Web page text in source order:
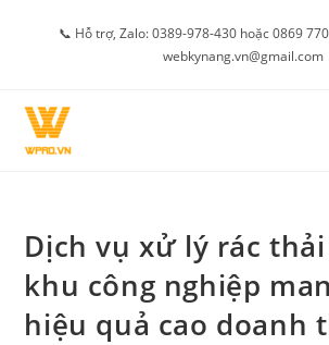
📞 Hỗ trợ, Zalo: 0389-978-430 hoặc 0869
webkynang.vn@gmail.com
Dịch vụ xử lý rác
khu công nghiệp
hiệu quả cao doanh